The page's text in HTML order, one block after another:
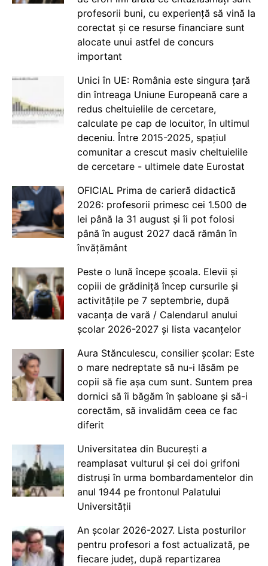
profesorii buni, cu experiență să vină la
corectat și ce resurse financiare sunt
alocate unui astfel de concurs
important
Unici în UE: România este singura țară
din întreaga Uniune Europeană care a
redus cheltuielile de cercetare,
calculate pe cap de locuitor, în ultimul
deceniu. Între 2015-2025, spațiul
comunitar a crescut masiv cheltuielile
de cercetare - ultimele date Eurostat
OFICIAL Prima de carieră didactică
2026: profesorii primesc cei 1.500 de
lei până la 31 august și îi pot folosi
până în august 2027 dacă rămân în
învățământ
Peste o lună începe școala. Elevii și
copiii de grădiniță încep cursurile și
activitățile pe 7 septembrie, după
vacanța de vară / Calendarul anului
școlar 2026-2027 și lista vacanțelor
Aura Stănculescu, consilier școlar: Este
o mare nedreptate să nu-i lăsăm pe
copii să fie așa cum sunt. Suntem prea
dornici să îi băgăm în șabloane și să-i
corectăm, să invalidăm ceea ce fac
diferit
Universitatea din București a
reamplasat vulturul și cei doi grifoni
distruși în urma bombardamentelor din
anul 1944 pe frontonul Palatului
Universității
An școlar 2026-2027. Lista posturilor
pentru profesori a fost actualizată, pe
fiecare județ, după repartizarea